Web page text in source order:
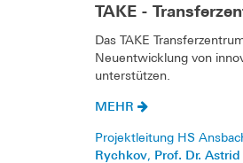
TAKE -
Das TAKE
Neuentwicklung von
unterstützen.
MEHR
Projektleitung HS
Rychkov, Prof. Dr.